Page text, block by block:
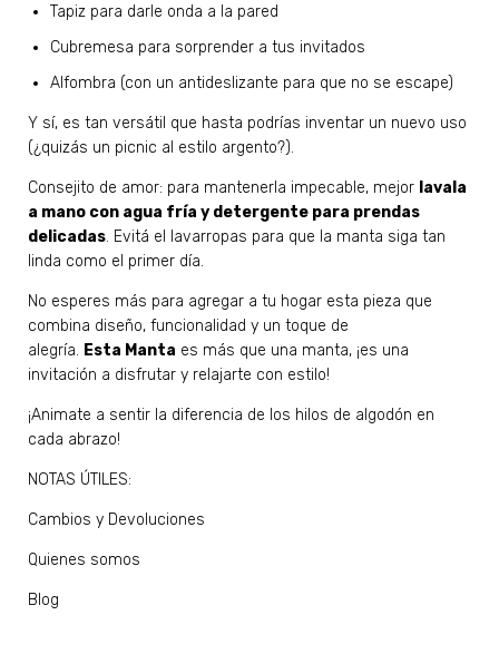
Tapiz para darle onda a la pared
Cubremesa para sorprender a tus invitados
Alfombra (con un antideslizante para que no se escape)
Y sí, es tan versátil que hasta podrías inventar un nuevo uso
(¿quizás un picnic al estilo argento?).
Consejito de amor: para mantenerla impecable, mejor lavala
a mano con agua fría y detergente para prendas
delicadas. Evitá el lavarropas para que la manta siga tan
linda como el primer día.
No esperes más para agregar a tu hogar esta pieza que
combina diseño, funcionalidad y un toque de
alegría. Esta Manta es más que una manta, ¡es una
invitación a disfrutar y relajarte con estilo!
¡Animate a sentir la diferencia de los hilos de algodón en
cada abrazo!
NOTAS ÚTILES:
Cambios y Devoluciones
Quienes somos
Blog